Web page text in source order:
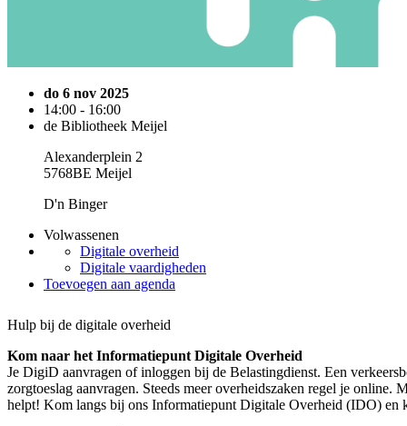
do 6 nov 2025
14:00 - 16:00
de Bibliotheek Meijel
Alexanderplein 2
5768BE Meijel
D'n Binger
Volwassenen
Digitale overheid
Digitale vaardigheden
Toevoegen aan agenda
Hulp bij de digitale overheid
Kom naar het Informatiepunt Digitale Overheid
Je DigiD aanvragen of inloggen bij de Belastingdienst. Een
zorgtoeslag aanvragen. Steeds meer overheidszaken regel je online.
helpt! Kom langs bij ons Informatiepunt Digitale Overheid (IDO) en